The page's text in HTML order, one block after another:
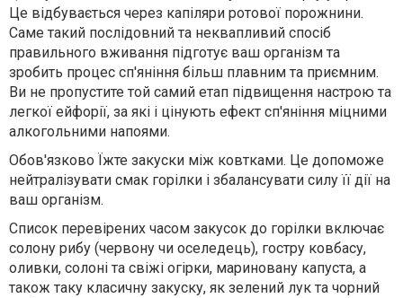
Це відбувається через капіляри ротової порожнини.
Саме такий послідовний та неквапливий спосіб
правильного вживання підготує ваш організм та
зробить процес сп'яніння більш плавним та приємним.
Ви не пропустите той самий етап підвищення настрою та
легкої ейфорії, за які і цінують ефект сп'яніння міцними
алкогольними напоями.
Обов'язково Їжте закуски між ковтками. Це допоможе
нейтралізувати смак горілки і збалансувати силу її дії на
ваш організм.
Список перевірених часом закусок до горілки включає
солону рибу (червону чи оселедець), гостру ковбасу,
оливки, солоні та свіжі огірки, мариновану капуста, а
також таку класичну закуску, як зелений лук та чорний